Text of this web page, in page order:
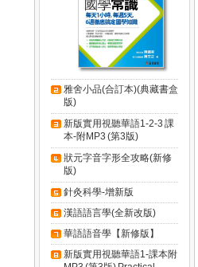
雅舍小品(合訂本)(典藏書盒
版)
新版實用視聽華語1-2-3 課
本-附MP3 (第3版)
狀元字音字形全攻略(新修
版)
針灸科學-增新版
漢語語言學(全新改版)
華語語音學【新修版】
新版實用視聽華語1-課本附